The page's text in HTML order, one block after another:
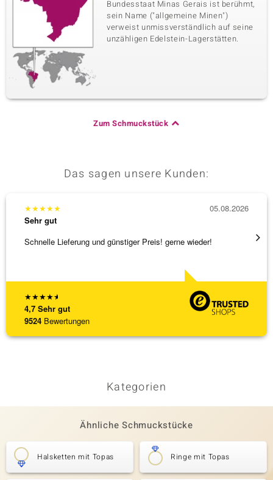
Bundesstaat Minas Gerais ist berühmt,
sein Name ("allgemeine Minen")
verweist unmissverständlich auf seine
unzähligen Edelstein-Lagerstätten.
Zum Schmuckstück
Das sagen unsere Kunden:
★★★★★
4,7 Sehr gut
9524 Bewertungen
★★★★★
Sehr gut
Schnelle Lieferung und günstiger Preis! gerne wieder!
05.08.2026
Kategorien
Ähnliche Schmuckstücke
Halsketten mit Topas Ringe mit Topas